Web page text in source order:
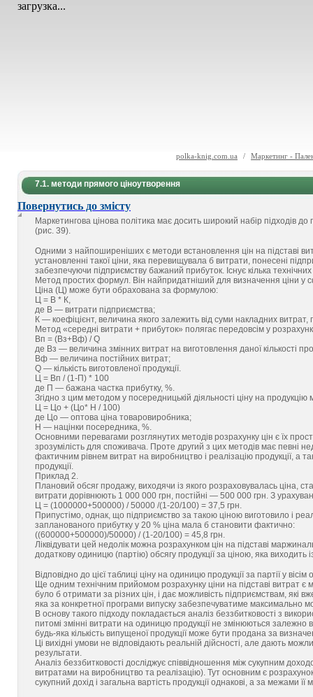
загрузка...
polka-knig.com.ua / Маркетинг -
7.1. методи прямого ціноутворення
Повернутись до змісту
Маркетингова цінова політика має досить широкий набір підходів
(рис. 39).
Одними з найпоширеніших є методи встановлення цін на підставі
установленні такої ціни, яка перевищувала б витрати, понесені
забезпечуючи підприємству бажаний прибуток. Існує кілька
Метод простих формул. Він найпридатніший для визначення ціни у
Ціна (Ц) може бути обрахована за формулою:
Ц = В * К,
де В — витрати підприємства;
К — коефіцієнт, величина якого залежить від суми накладних витрат,
Метод «середні витрати + прибуток» полягає передовсім у
Вп = (Вз+Вф) / Q
де Вз — величина змінних витрат на виготовлення даної кількості
Вф — величина постійних витрат;
Q — кількість виготовленої продукції.
Ц = Вп / (1-П) * 100
де П — бажана частка прибутку, %.
Згідно з цим методом у посередницькій діяльності ціну на
Ц = Цо + (Цо* Н / 100)
де Цо — оптова ціна товаровиробника;
Н — націнки посередника, %.
Основними перевагами розглянутих методів розрахунку цін є їх
зрозумілість для споживача. Проте другий з цих методів має певні
фактичним рівнем витрат на виробництво і реалізацію продукції, а
продукції.
Приклад 2.
Плановий обсяг продажу, виходячи із якого розраховувалась ціна,
витрати дорівнюють 1 000 000 грн, постійні — 500 000 грн. З
Ц = (1000000+500000) / 50000 /(1-20/100) = 37,5 грн.
Припустімо, однак, що підприємство за такою ціною виготовило і
запланованого прибутку у 20 % ціна мала б становити фактично:
((600000+500000)/50000) / (1-20/100) = 45,8 грн.
Ліквідувати цей недолік можна розрахунком цін на підставі
додаткову одиницю (партію) обсягу продукції за ціною, яка виходить
Відповідно до цієї таблиці ціну на одиницю продукції за партії у
Ще одним технічним прийомом розрахунку ціни на підставі витрат
було б отримати за різних цін, і дає можливість підприємствам, які
яка за конкретної програми випуску забезпечуватиме максимально
В основу такого підходу покладається аналіз беззбитковості з
питомі змінні витрати на одиницю продукції не змінюються залежно
будь-яка кількість випущеної продукції може бути продана за
Ці вихідні умови не відповідають реальній дійсності, але дають
результати.
Аналіз беззбитковості досліджує співвідношення між сукупним
витратами на виробництво та реалізацію). Тут основним є розрахунок
сукупний дохід і загальна вартість продукції однакові, а за межами